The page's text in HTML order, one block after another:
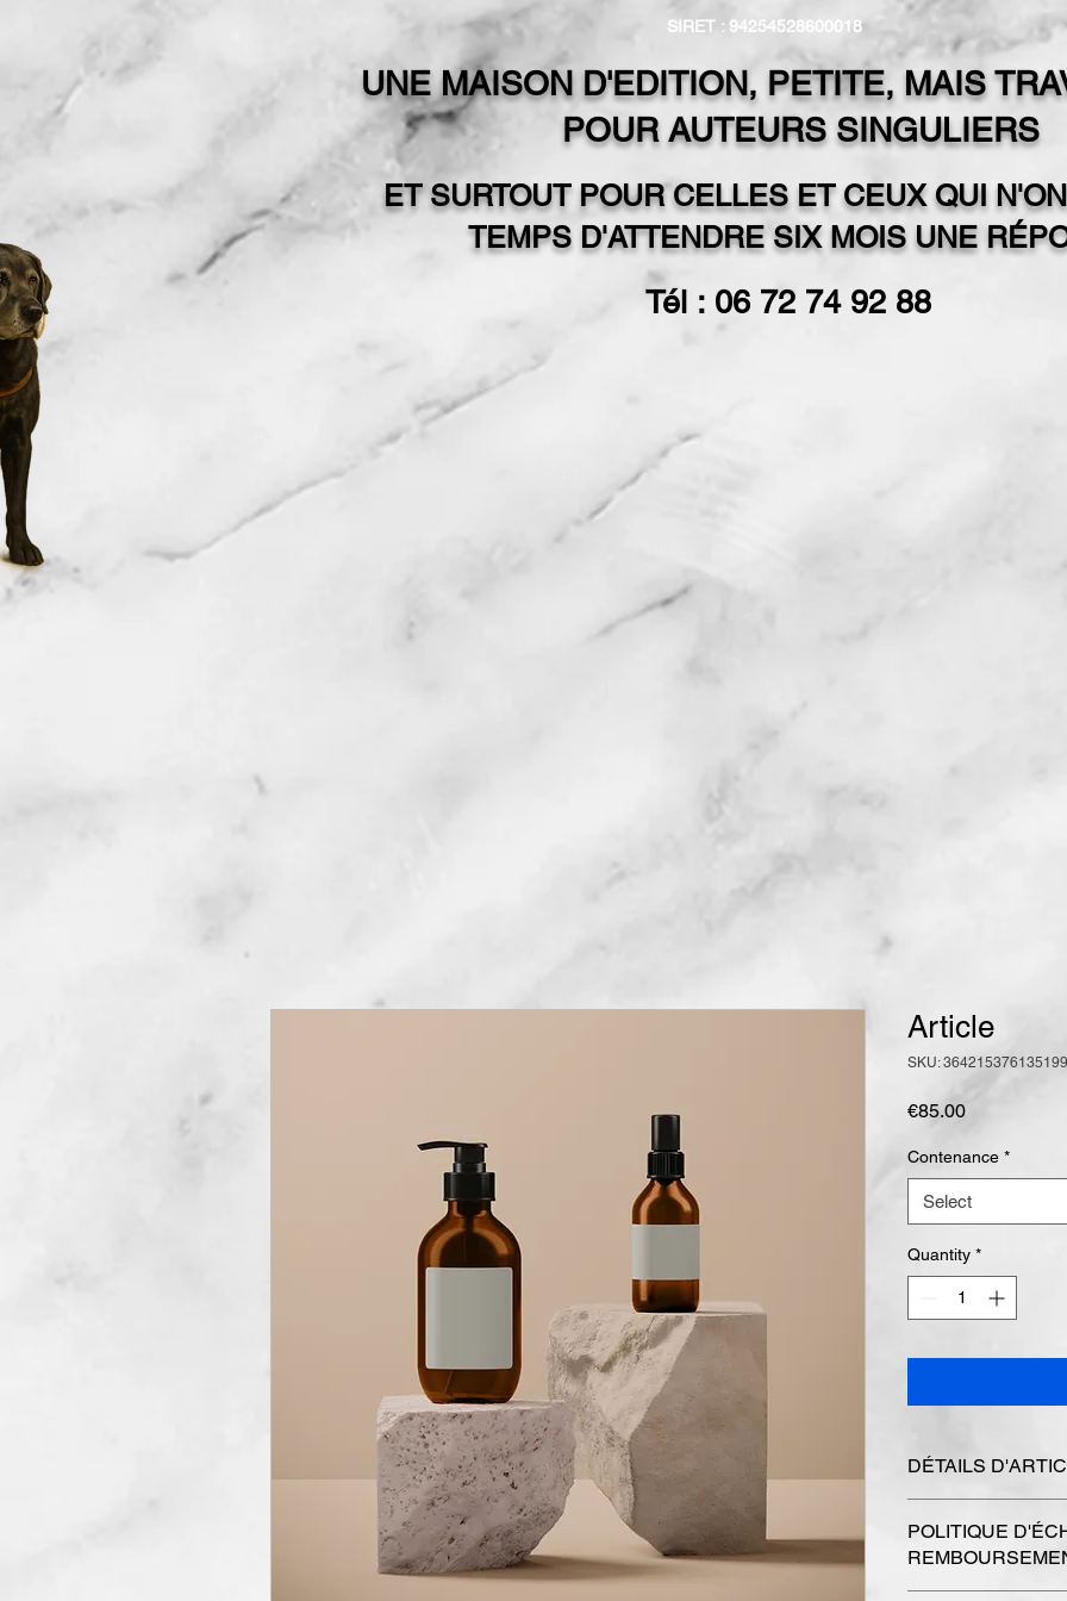
SIRET : 94254528600018
UNE MAISON D'EDITION, PETITE, MAIS
POUR AUTEURS SINGULIERS
ET SURTOUT POUR CELLES ET CEUX QUI
TEMPS D'ATTENDRE SIX MOIS UNE
Tél : 06 72 74 92 88
Article
SKU: 364215376135199
€85.00Price
Contenance *
Select
Quantity *
DÉTAILS
l'article : taille,
emplacement est
POLITIQUE